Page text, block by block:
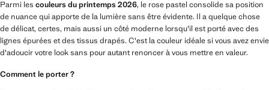
Parmi les couleurs du printemps 2026, le rose pastel consolide sa position
de nuance qui apporte de la lumière sans être évidente. Il a quelque chose
de délicat, certes, mais aussi un côté moderne lorsqu'il est porté avec des
lignes épurées et des tissus drapés. C'est la couleur idéale si vous avez envie
d'adoucir votre look sans pour autant renoncer à vous mettre en valeur.
Comment le porter ?